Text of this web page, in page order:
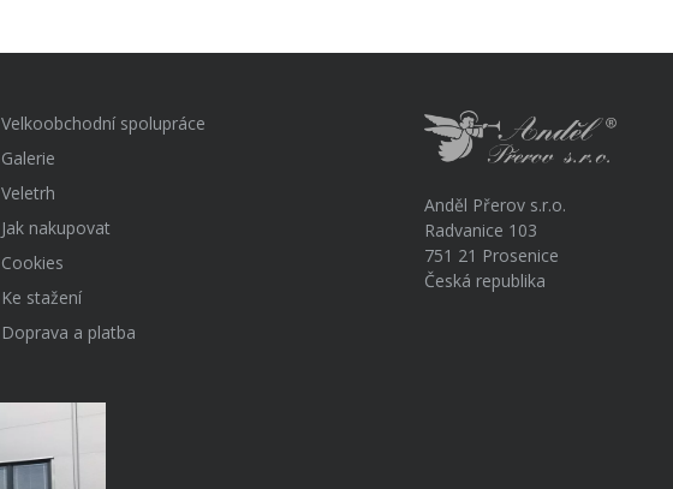
Velkoobchodní spolupráce
Galerie
Veletrh
Jak nakupovat
Cookies
Ke stažení
Doprava a platba
Anděl Přerov s.r.o.
Radvanice 103
751 21 Prosenice
Česká republika